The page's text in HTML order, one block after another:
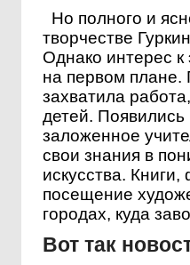
Но полного и
творчестве
Однако интерес
на первом плане.
захватила
детей.
заложенное
свои знания в
искусства.
посещение
городах, куда
Вот так